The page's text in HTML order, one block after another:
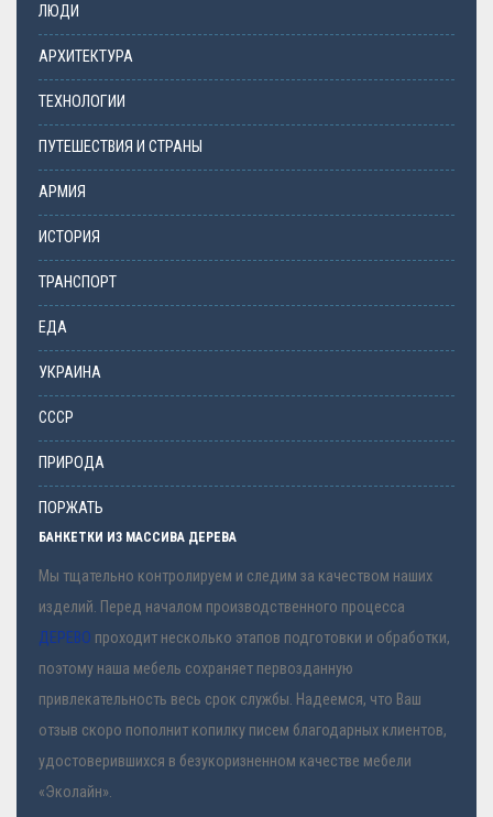
ЛЮДИ
АРХИТЕКТУРА
ТЕХНОЛОГИИ
ПУТЕШЕСТВИЯ И СТРАНЫ
АРМИЯ
ИСТОРИЯ
ТРАНСПОРТ
ЕДА
УКРАИНА
СССР
ПРИРОДА
ПОРЖАТЬ
БАНКЕТКИ ИЗ МАССИВА ДЕРЕВА
Мы тщательно контролируем и следим за качеством наших
изделий. Перед началом производственного процесса
ДЕРЕВО проходит несколько этапов подготовки и обработки,
поэтому наша мебель сохраняет первозданную
привлекательность весь срок службы. Надеемся, что Ваш
отзыв скоро пополнит копилку писем благодарных клиентов,
удостоверившихся в безукоризненном качестве мебели
«Эколайн».